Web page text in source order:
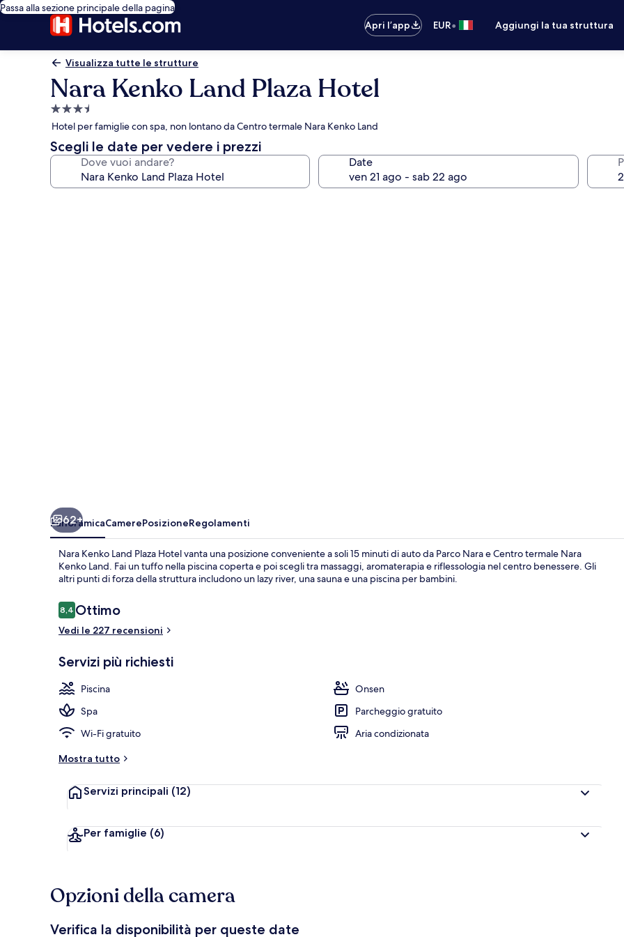
Passa alla sezione principale della pagina
Apri l’app
EUR• Aggiungi la tua struttura
Visualizza tutte le strutture
Nara Kenko Land Plaza Hotel
Struttura
a
3.5
stelle
Hotel per famiglie con spa, non lontano da Centro termale Nara Kenko Land
Scegli le date per vedere i prezzi
Dove vuoi andare? Date
62+
PanoramicaCamerePosizioneRegolamenti
Nara Kenko Land Plaza Hotel vanta una posizione conveniente a soli 15 minuti di auto da Parco Nara e Centro termale Nara
Kenko Land. Fai un tuffo nella piscina coperta e poi scegli tra massaggi, aromaterapia e riflessologia nel centro benessere. Gli
altri punti di forza della struttura includono un lazy river, una sauna e una piscina per bambini.
Recensioni
8,48,4 su 10
Ottimo
Vedi le 227 recensioni
Servizi più richiesti
Piscina
Onsen
Spa
Parcheggio gratuito
Wi-Fi gratuito
Aria condizionata
Mostra tutto
Servizi principali (12)
Per famiglie (6)
Opzioni della camera
Verifica la disponibilità per queste date